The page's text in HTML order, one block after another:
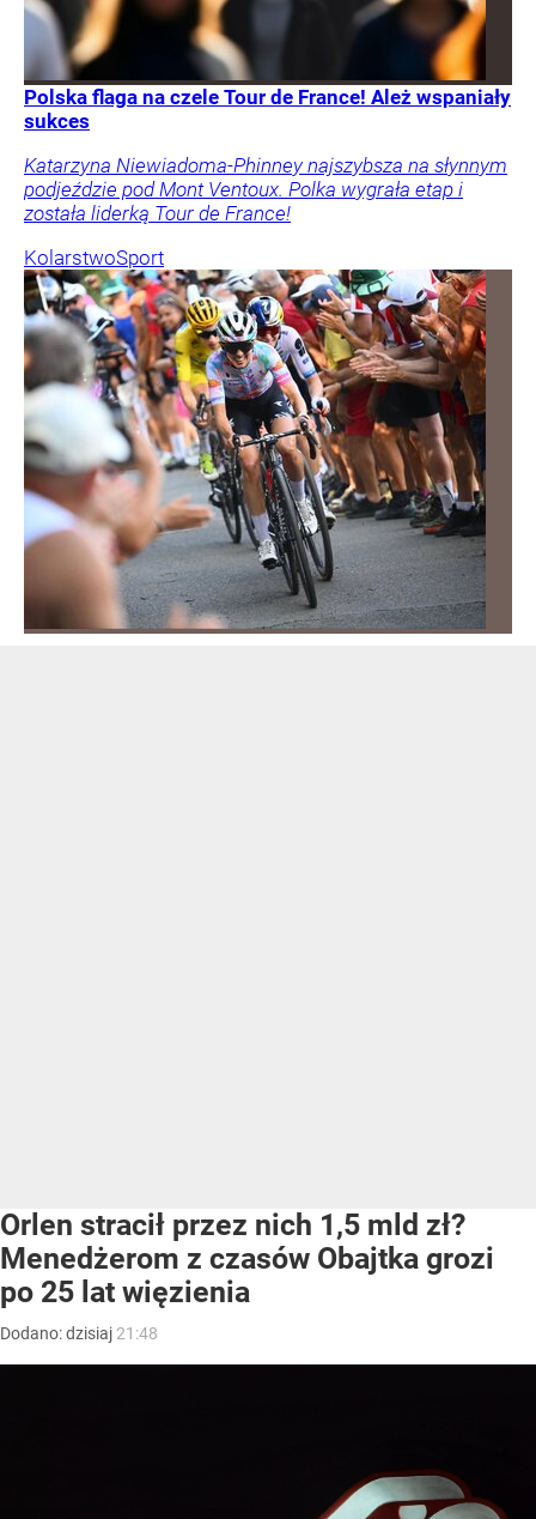
Polska flaga na czele Tour de France! Ależ wspaniały
sukces
Katarzyna Niewiadoma-Phinney najszybsza na słynnym
podjeździe pod Mont Ventoux. Polka wygrała etap i
została liderką Tour de France!
KolarstwoSport
Orlen stracił przez nich 1,5 mld zł?
Menedżerom z czasów Obajtka grozi
po 25 lat więzienia
Dodano:dzisiaj 21:48